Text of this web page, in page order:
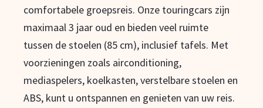
comfortabele groepsreis. Onze touringcars zijn
maximaal 3 jaar oud en bieden veel ruimte
tussen de stoelen (85 cm), inclusief tafels. Met
voorzieningen zoals airconditioning,
mediaspelers, koelkasten, verstelbare stoelen en
ABS, kunt u ontspannen en genieten van uw reis.